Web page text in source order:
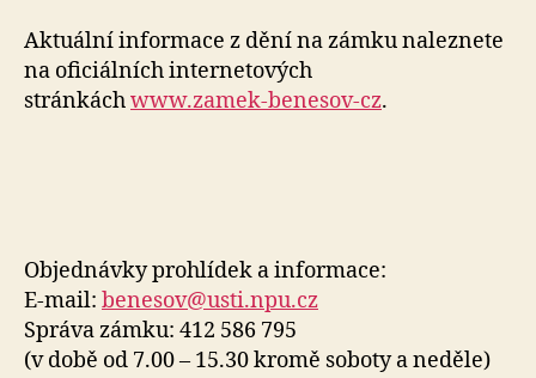
Aktuální informace z dění na zámku naleznete
na oficiálních internetových
stránkáchwww.zamek-benesov-cz.
Objednávky prohlídek a informace:
E-mail: benesov@usti.npu.cz
Správa zámku: 412 586 795
(v době od 7.00 – 15.30 kromě soboty a neděle)